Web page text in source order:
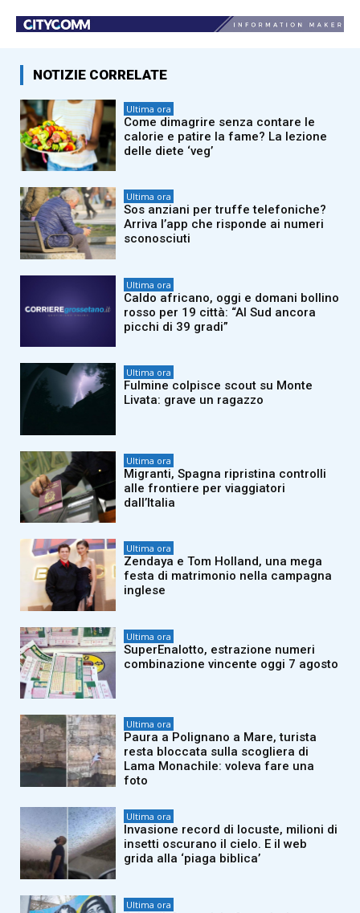
NOTIZIE CORRELATE
Ultima ora
Come dimagrire senza contare le
calorie e patire la fame? La lezione
delle diete ‘veg’
Ultima ora
Sos anziani per truffe telefoniche?
Arriva l’app che risponde ai numeri
sconosciuti
Ultima ora
Caldo africano, oggi e domani bollino
rosso per 19 città: “Al Sud ancora
picchi di 39 gradi”
Ultima ora
Fulmine colpisce scout su Monte
Livata: grave un ragazzo
Ultima ora
Migranti, Spagna ripristina controlli
alle frontiere per viaggiatori
dall’Italia
Ultima ora
Zendaya e Tom Holland, una mega
festa di matrimonio nella campagna
inglese
Ultima ora
SuperEnalotto, estrazione numeri
combinazione vincente oggi 7 agosto
Ultima ora
Paura a Polignano a Mare, turista
resta bloccata sulla scogliera di
Lama Monachile: voleva fare una
foto
Ultima ora
Invasione record di locuste, milioni di
insetti oscurano il cielo. E il web
grida alla ‘piaga biblica’
Ultima ora